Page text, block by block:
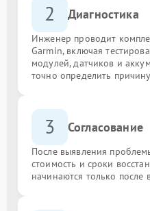
2 Диагностика
Инженер проводит
Garmin, включая
модулей, датчиков и
точно определить
3 Согласование
После выявления
стоимость и сроки
начинаются только после